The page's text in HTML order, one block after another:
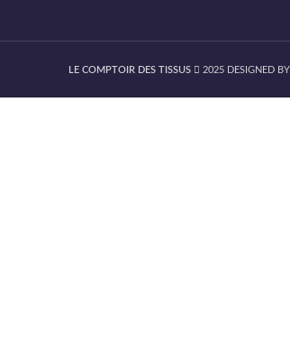
LE COMPTOIR DES TISSUS 2025 DESIGNED BY